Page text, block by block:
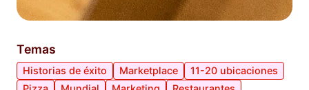
Temas
Historias de éxito Marketplace
11-20 ubicaciones